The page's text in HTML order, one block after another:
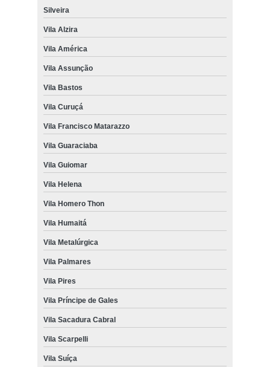
Silveira
Vila Alzira
Vila América
Vila Assunção
Vila Bastos
Vila Curuçá
Vila Francisco Matarazzo
Vila Guaraciaba
Vila Guiomar
Vila Helena
Vila Homero Thon
Vila Humaitá
Vila Metalúrgica
Vila Palmares
Vila Pires
Vila Príncipe de Gales
Vila Sacadura Cabral
Vila Scarpelli
Vila Suíça